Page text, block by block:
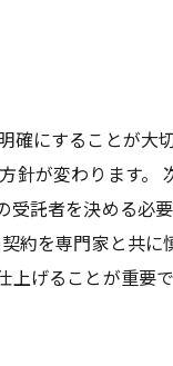
にすることが大
針が変わります。
託者を決める必
約を専門家と共
げることが重要